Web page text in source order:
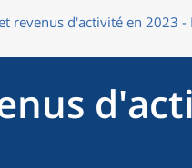
revenus d'activité en 2023